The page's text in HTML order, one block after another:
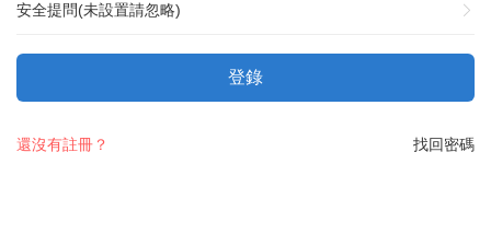
安全提問(未設置請忽略)
登錄
找回密碼
還沒有註冊？